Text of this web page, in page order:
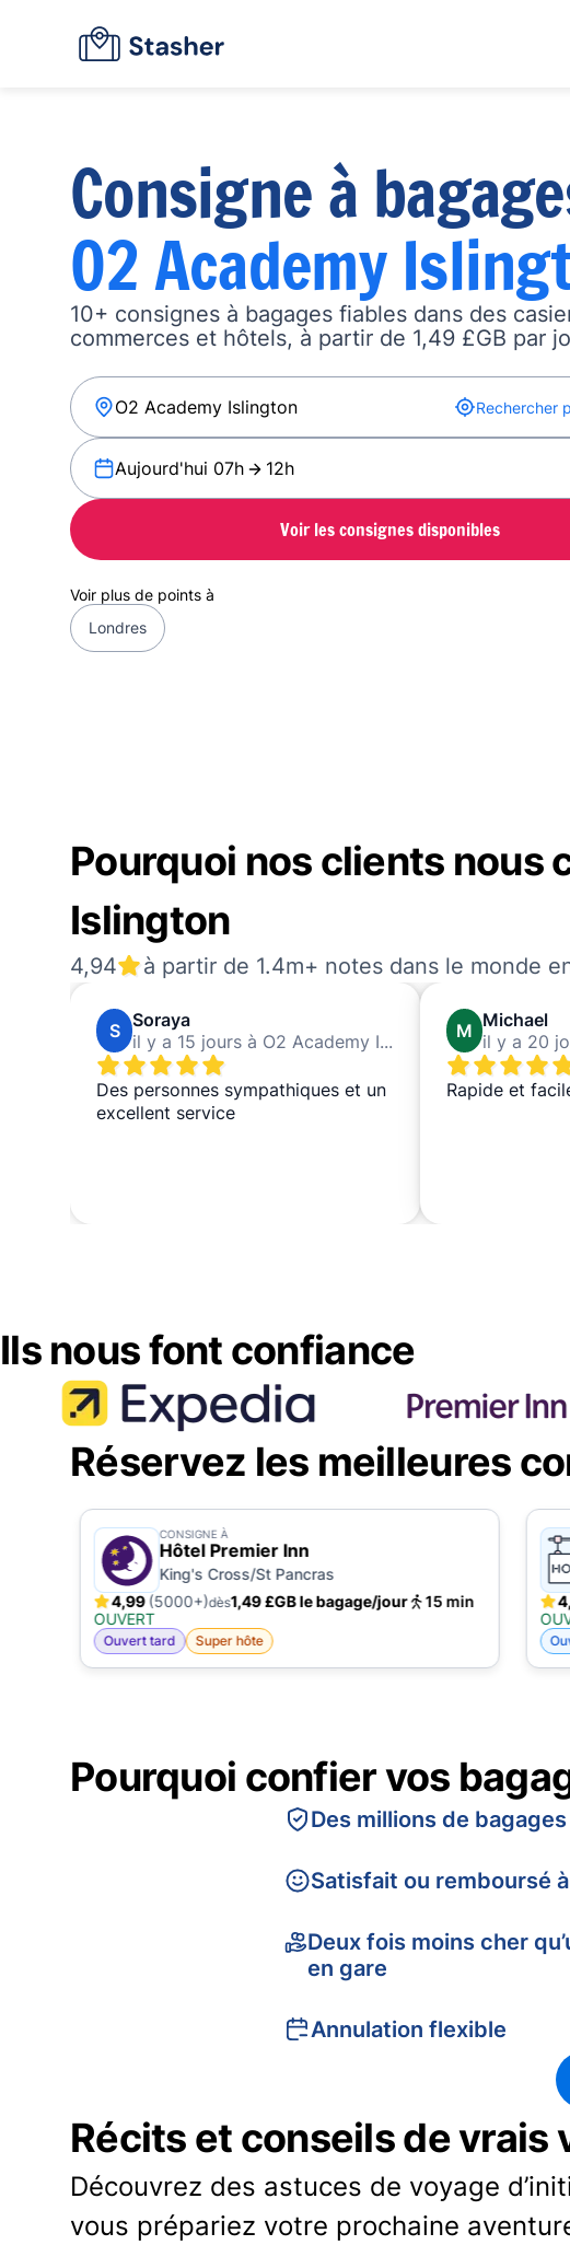
Consigne à
O2 Academy
10+ consignes à bagages fiables dans des
commerces et hôtels, à partir de 1,49 £GB par
Rechercher
Aujourd'hui 07h 12h
Voir les consignes disponibles
Voir plus de points à
Londres
Pourquoi nos clients nous
Islington
4,94 à partir de 1.4m+ notes dans le monde
S Soraya
il y a 15 jours à O2 Academy Islington
Des personnes sympathiques et un
excellent service
M Michael
Rapide et
Ils nous font confiance
Réservez les meilleures
CONSIGNE À
Hôtel Premier Inn
King's Cross/St Pancras
4,99(5000+)dès1,49 £GB le bagage/jour
15 min
OUVERT
Ouvert tard Super hôte
Pourquoi confier vos
Des millions de
Satisfait ou remboursé
Deux fois moins cher
en gare
Annulation flexible
Récits et conseils de vrais
Découvrez des astuces de voyage
vous prépariez votre prochaine